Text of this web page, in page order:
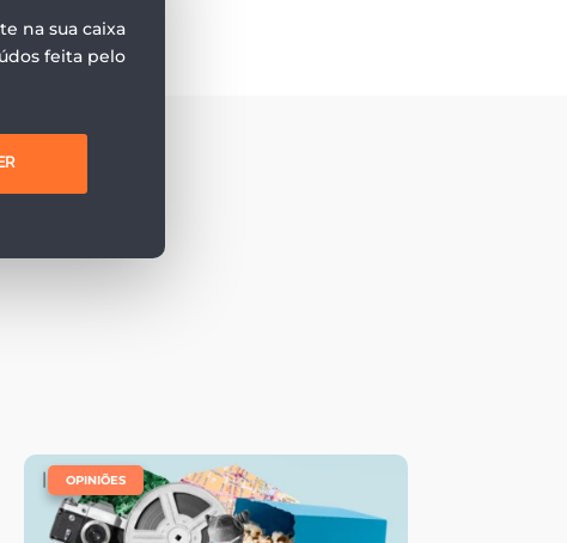
na sua caixa
feita pelo
| OPINIÕES